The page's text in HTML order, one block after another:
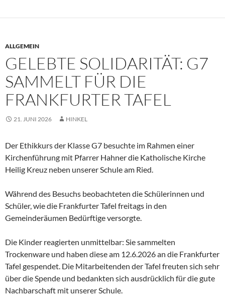
ALLGEMEIN
GELEBTE SOLIDARITÄT: G7
SAMMELT FÜR DIE
FRANKFURTER TAFEL
21. JUNI 2026 HINKEL
Der Ethikkurs der Klasse G7 besuchte im Rahmen einer
Kirchenführung mit Pfarrer Hahner die Katholische Kirche
Heilig Kreuz neben unserer Schule am Ried.
Während des Besuchs beobachteten die Schülerinnen und
Schüler, wie die Frankfurter Tafel freitags in den
Gemeinderäumen Bedürftige versorgte.
Die Kinder reagierten unmittelbar: Sie sammelten
Trockenware und haben diese am 12.6.2026 an die Frankfurter
Tafel gespendet. Die Mitarbeitenden der Tafel freuten sich sehr
über die Spende und bedankten sich ausdrücklich für die gute
Nachbarschaft mit unserer Schule.